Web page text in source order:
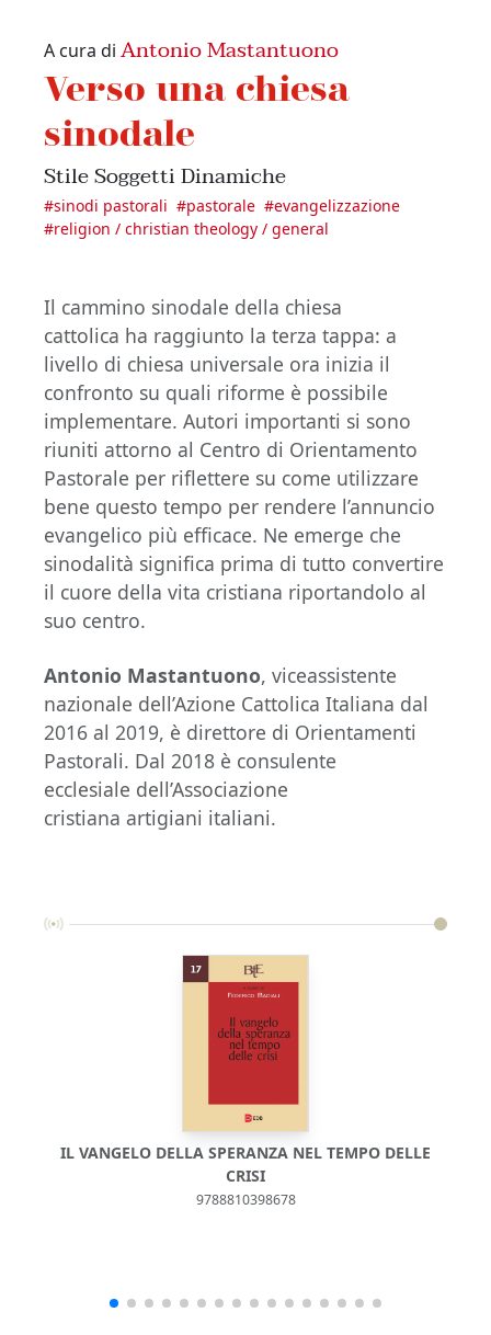
A cura di Antonio Mastantuono
Verso una chiesa
sinodale
Stile Soggetti Dinamiche
#sinodi pastorali #pastorale #evangelizzazione
#religion / christian theology / general
Il cammino sinodale della chiesa
cattolica ha raggiunto la terza tappa: a
livello di chiesa universale ora inizia il
confronto su quali riforme è possibile
implementare. Autori importanti si sono
riuniti attorno al Centro di Orientamento
Pastorale per riflettere su come utilizzare
bene questo tempo per rendere l’annuncio
evangelico più efficace. Ne emerge che
sinodalità significa prima di tutto convertire
il cuore della vita cristiana riportandolo al
suo centro.
Antonio Mastantuono, viceassistente
nazionale dell’Azione Cattolica Italiana dal
2016 al 2019, è direttore di Orientamenti
Pastorali. Dal 2018 è consulente
ecclesiale dell’Associazione
cristiana artigiani italiani.
IL VANGELO DELLA SPERANZA NEL TEMPO DELLE
CRISI
9788810398678